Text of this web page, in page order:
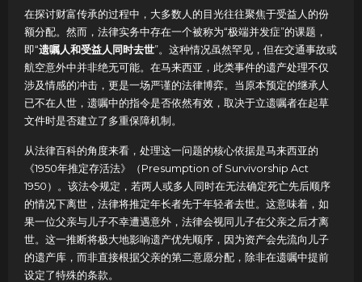
在探讨财富传承的过程中，大多数人的目光往往聚焦于受益人的份
额分配。然而，法律实务中存在一个被称为“极端并发症”的课题，
即“遗嘱人和受益人同时去世”。这种情况虽然罕见，但在交通事故或
航空意外中并非绝无可能。在马来西亚，此类事件的遗产处理不仅
涉及情感的冲击，更是一场严谨的法律博弈。当原本预定的继承人
已不在人世，遗嘱中的指令是否依然有效，取决于立遗嘱者在起草
文件时是否建立了多重保障机制。
从法律百科的角度来看，处理这一问题的核心依据是马来西亚的
《1950年推定存活法》（Presumption of Survivorship Act
1950）。该法令规定，若两人或多人同时在无法确定死亡先后顺序
的情况下离世，法律将推定年长者先于年轻者去世。这意味着，如
果一位父亲与儿子不幸遭遇意外，法律会视同儿子在父亲之后才离
世。这一推断将极大地影响遗产优先顺序，因为资产会先流向儿子
的遗产库，而非直接根据父亲的第二意愿分配，除非在遗嘱中提前
设定了特殊的条款。